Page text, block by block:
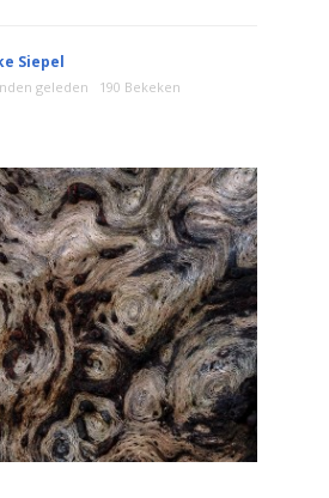
Siepel
geleden 190 Bekeken